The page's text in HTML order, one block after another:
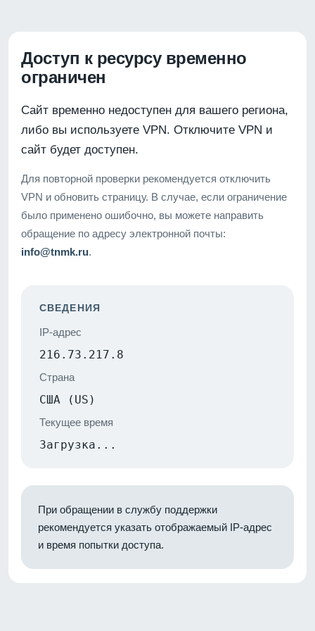
Доступ к ресурсу временно
ограничен
Сайт временно недоступен для вашего региона,
либо вы используете VPN. Отключите VPN и
сайт будет доступен.
Для повторной проверки рекомендуется отключить
VPN и обновить страницу. В случае, если ограничение
было применено ошибочно, вы можете направить
обращение по адресу электронной почты:
info@tnmk.ru.
СВЕДЕНИЯ
IP-адрес
216.73.217.8
Страна
США (US)
Текущее время
Загрузка...
При обращении в службу поддержки
рекомендуется указать отображаемый IP-адрес
и время попытки доступа.